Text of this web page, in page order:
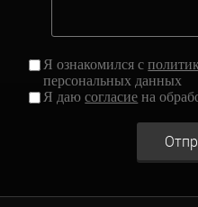
Я ознакомился с
персональных данных
Я даюсогласие на